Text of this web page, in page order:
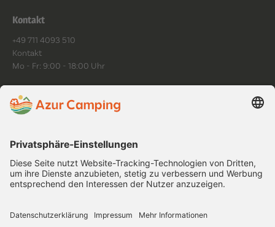
Kontakt
+49 711 4093 510
Kontakt
Mo - Fr: 9:00 - 18:00 Uhr
Folge uns
Datenschutz Impressum AGB
Cookies
Platzordnung
Barrierefreiheit
Copyright ©2026.All rights reserved.